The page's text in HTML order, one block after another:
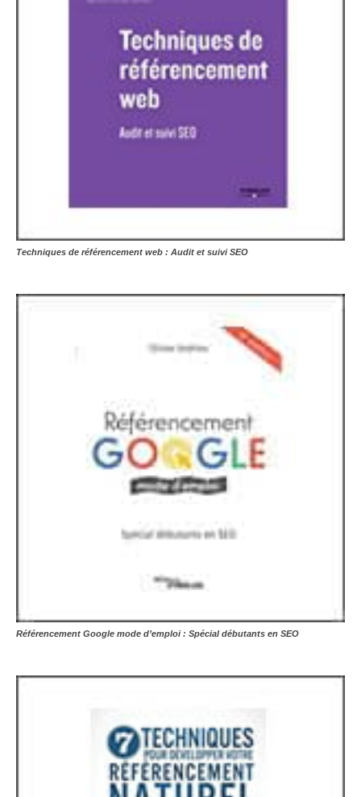
Techniques de référencement web : Audit et suivi SEO
Référencement Google mode d’emploi : Spécial débutants en SEO